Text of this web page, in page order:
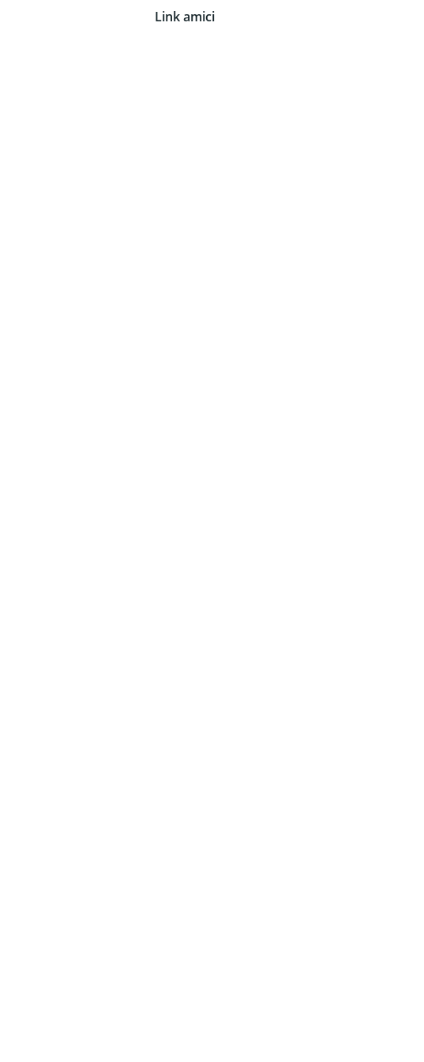
Link amici